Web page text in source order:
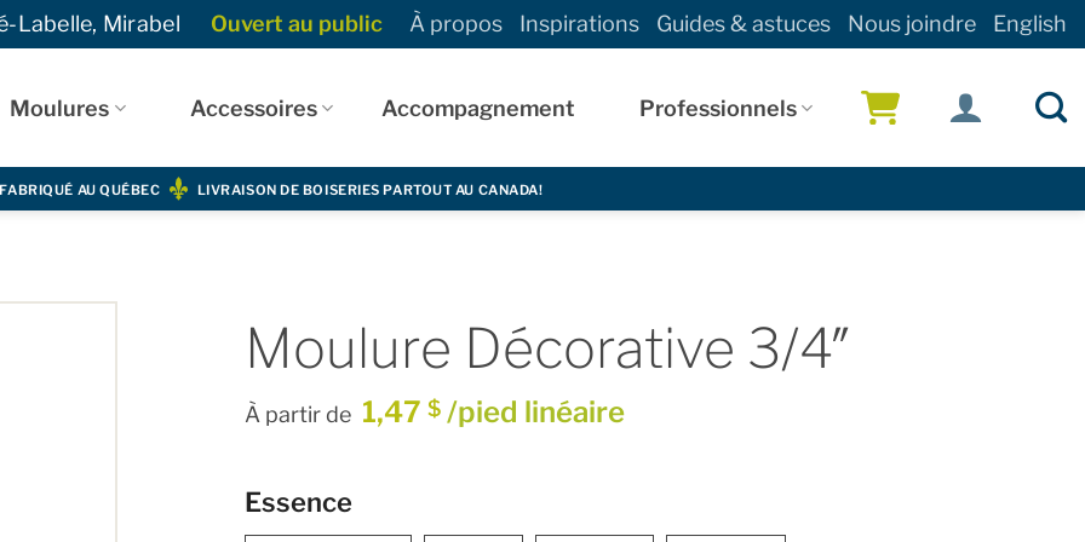
Labelle, Mirabel Ouvert au public À propos Inspirations Guides & astuces Nous joindre English
Moulures Accessoires Accompagnement Professionnels
FABRIQUÉ AU QUÉBEC LIVRAISON DE BOISERIES PARTOUT AU CANADA!
Moulure Décorative 3/4″
À partir de 1,47 $ /pied linéaire
Essence